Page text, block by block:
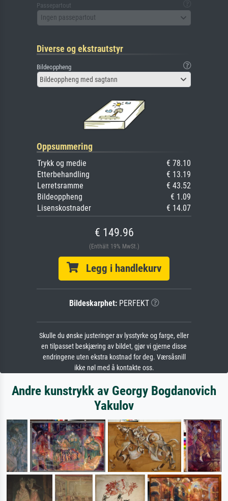
Passepartout
Ingen passepartout
Diverse og ekstrautstyr
Bildeoppheng
Bildeoppheng med sagtann
Oppsummering
Trykk og medie
€ 78.10
Etterbehandling
€ 13.19
Lerretsramme
€ 43.52
Bildeoppheng
€ 1.09
Lisenskostnader
€ 14.07
€ 149.96
(Enthält 19% MwSt.)
Legg i handlekurv
Bildeskarphet:PERFEKT
Skulle du ønske justeringer av lysstyrke og farge, eller
en tilpasset beskjæring av bildet, gjør vi gjerne disse
endringene uten ekstra kostnad for deg. Værsåsnill
ikke nøl med å kontakte oss.
Andre kunstrykk av Georgy Bogdanovich
Yakulov